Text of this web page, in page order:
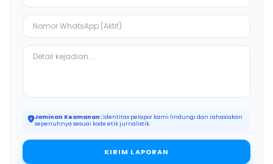
Jaminan Keamanan: Identitas pelapor kami lindungi dan rahasiakan
sepenuhnya sesuai kode etik jurnalistik.
KIRIM LAPORAN